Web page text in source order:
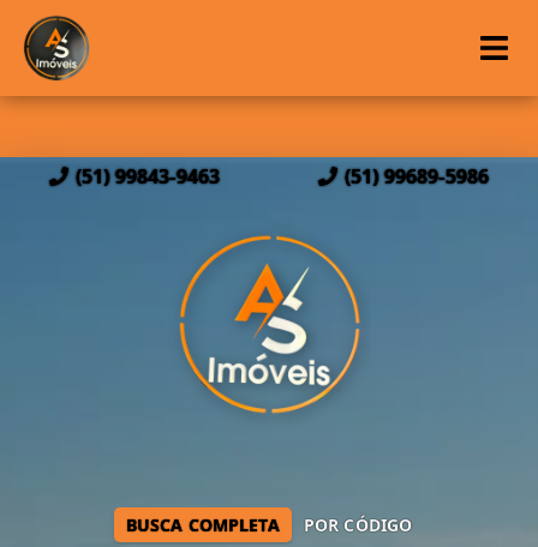
(51) 99843-9463 (51) 99689-5986
BUSCA COMPLETA POR CÓDIGO